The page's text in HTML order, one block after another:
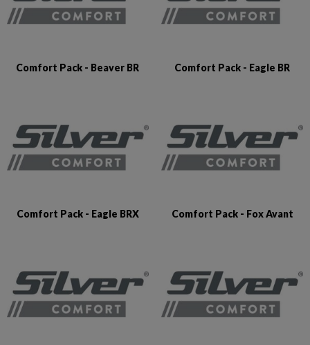
Comfort Pack - Beaver BR Comfort Pack - Eagle BR
Comfort Pack - Eagle BRX Comfort Pack - Fox Avant